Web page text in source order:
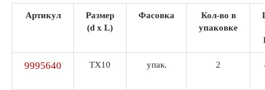
Артикул
Размер
(d x L)
Фасовка
Кол-во в
упаковке
9995640 TX10 упак. 2